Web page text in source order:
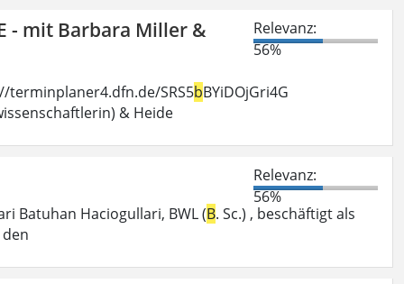
- mit Barbara Miller &
Relevanz:
56%
terminplaner4.dfn.de/SRS5bBYiDOjGri4G
& Heide
Relevanz:
56%
Batuhan Haciogullari, BWL (B. Sc.) , beschäftigt als